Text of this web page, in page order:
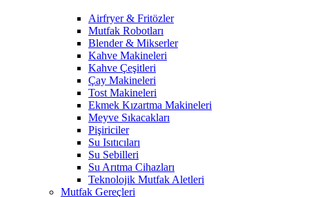
Airfryer & Fritözler
Mutfak Robotları
Blender & Mikserler
Kahve Makineleri
Kahve Çeşitleri
Çay Makineleri
Tost Makineleri
Ekmek Kızartma Makineleri
Meyve Sıkacakları
Pişiriciler
Su Isıtıcıları
Su Sebilleri
Su Arıtma Cihazları
Teknolojik Mutfak Aletleri
Mutfak Gereçleri